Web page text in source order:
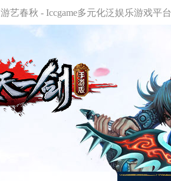
游艺春秋 - Iccgame多元化泛娱乐游戏平台